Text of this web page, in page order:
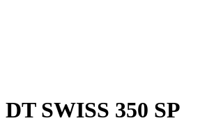
DT SWISS 350 SP